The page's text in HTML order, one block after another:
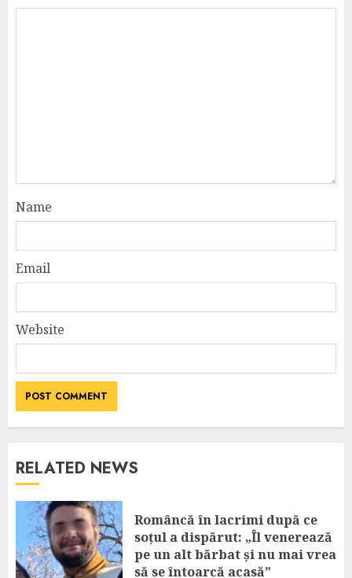
Name
Email
Website
RELATED NEWS
Româncă în lacrimi după ce
soțul a dispărut: „Îl venerează
pe un alt bărbat și nu mai vrea
să se întoarcă acasă”